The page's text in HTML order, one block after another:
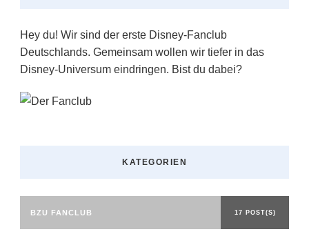
Hey du! Wir sind der erste Disney-Fanclub
Deutschlands. Gemeinsam wollen wir tiefer in das
Disney-Universum eindringen. Bist du dabei?
KATEGORIEN
BZU FANCLUB 17 POST(S)